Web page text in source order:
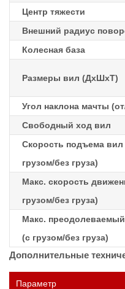
Центр тяжести
Внешний радиус
Колесная база
Размеры вил (ДхШхТ)
Угол наклона мачты
Свободный ход вил
Скорость подъема вил
грузом/без груза)
Макс. скорость
грузом/без груза)
Макс.
(с грузом/без груза)
Дополнительные
Параметр